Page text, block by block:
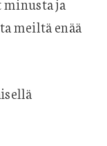
meiltä enää